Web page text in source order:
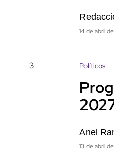
14 de abril
3 Políticos
Anel
13 de abril